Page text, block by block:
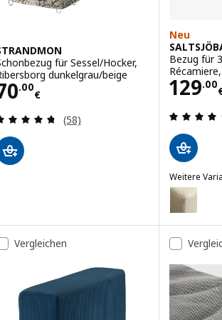
für Sessel/Hocker,
dunkelgrau/beige
.00
€70.00€
Bewertungen: 4.7 von 5
(58)
Neu
Bezug für
129.00
Preis
Weitere
Option:
Option:
Option:
Option:
Vergleichen